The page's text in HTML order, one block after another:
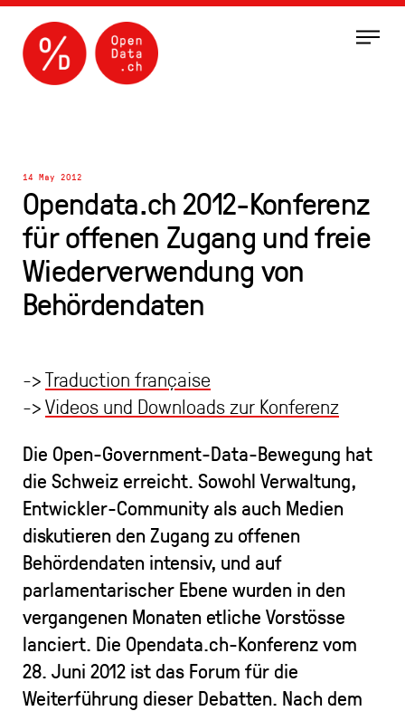
Menu
14 May 2012
Opendata.ch 2012-Konferenz
für offenen Zugang und freie
Wiederverwendung von
Behördendaten
->Traduction française
->Videos und Downloads zur Konferenz
Die Open-Government-Data-Bewegung hat
die Schweiz erreicht. Sowohl Verwaltung,
Entwickler-Community als auch Medien
diskutieren den Zugang zu offenen
Behördendaten intensiv, und auf
parlamentarischer Ebene wurden in den
vergangenen Monaten etliche Vorstösse
lanciert. Die Opendata.ch-Konferenz vom
28. Juni 2012 ist das Forum für die
Weiterführung dieser Debatten. Nach dem